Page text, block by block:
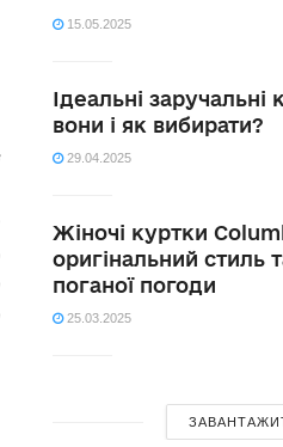
15.05.2025
Ідеальні заручальні
вони і як вибирати?
29.04.2025
Жіночі куртки
оригінальний стиль
поганої погоди
25.03.2025